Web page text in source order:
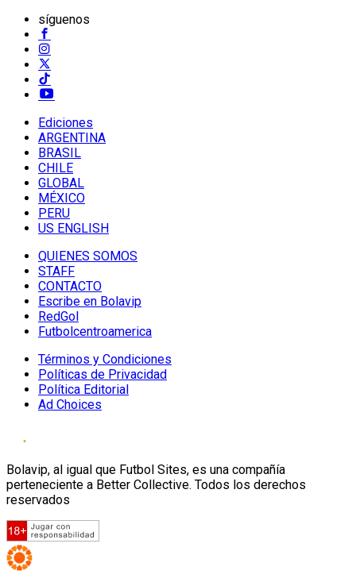
síguenos
Ediciones
ARGENTINA
BRASIL
CHILE
GLOBAL
MÉXICO
PERU
US ENGLISH
QUIENES SOMOS
STAFF
CONTACTO
Escribe en Bolavip
RedGol
Futbolcentroamerica
Términos y Condiciones
Políticas de Privacidad
Política Editorial
Ad Choices
Bolavip, al igual que Futbol Sites, es una compañía
perteneciente a Better Collective. Todos los derechos
reservados